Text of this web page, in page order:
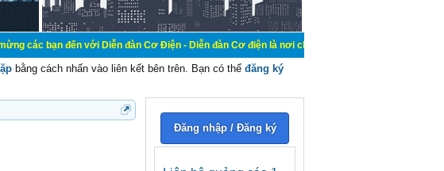
đến với Diễn đàn Cơ Điện - Diễn đàn Cơ điện là nơi chia sẽ kiến thức kinh nghiệm trong lãnh
bằng cách nhấn vào liên kết bên trên. Bạn có thể đăng ký
Đăng nhập / Đăng ký